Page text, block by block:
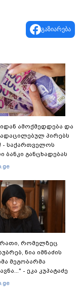
გაზიარება
ამოქმედდება და
პირებს
- საქართველოს
ბანკი განცხადებას
რომელზეც
ნია იმნაძის
მეგობარმა
- ეკა კუპატაძე